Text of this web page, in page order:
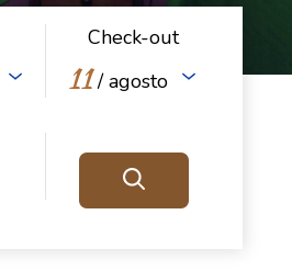
Check-out
11 / agosto